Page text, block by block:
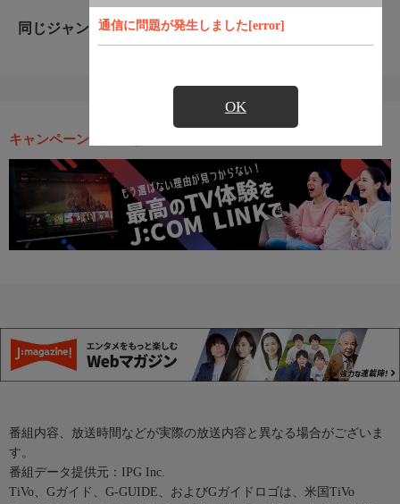
通信に問題が発生しました[error]
OK
同じジャンルのおすすめ番組
キャンペーン・お得な情報
番組内容、放送時間などが実際の放送内容と異なる場合がございま
す。
番組データ提供元：IPG Inc.
TiVo、Gガイド、G-GUIDE、およびGガイドロゴは、米国TiVo